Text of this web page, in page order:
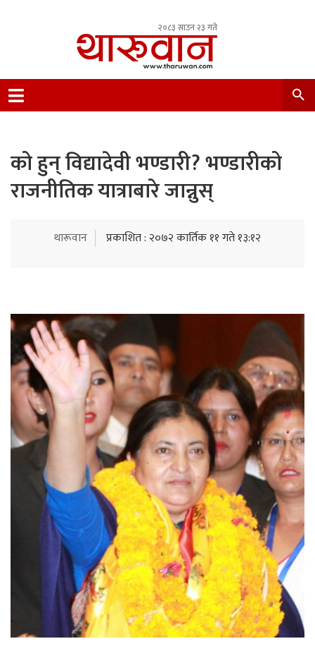
२०८३ साउन २३ गते
Nepal.
को हुन् विद्यादेवी भण्डारी? भण्डारीको
राजनीतिक यात्राबारे जान्नुस्
थारूवान प्रकाशित : २०७२ कार्तिक ११ गते १३:१२